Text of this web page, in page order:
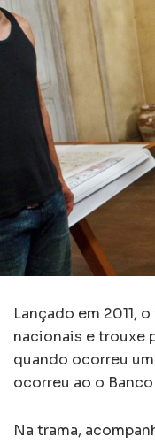
Lançado em 2011,
nacionais e trouxe
quando ocorreu
ocorreu ao o
Na trama,